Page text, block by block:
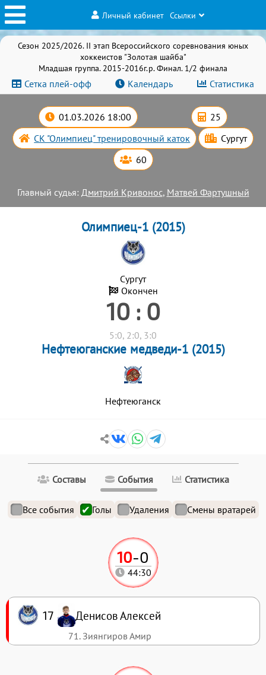
Личный кабинет Ссылки
Сезон 2025/2026. II этап Всероссийского соревнования юных
хоккеистов "Золотая шайба"
Младшая группа. 2015-2016г.р. Финал. 1/2 финала
Сетка плей-офф Календарь Статистика
01.03.2026 18:00 25
СК "Олимпиец" тренировочный каток Сургут
60
Главный судья: Дмитрий Кривонос, Матвей Фартушный
Олимпиец-1 (2015)
Сургут
Окончен
10 : 0
5:0, 2:0, 3:0
Нефтеюганские медведи-1 (2015)
Нефтеюганск
Составы События Статистика
Все события Голы Удаления Смены вратарей
10-0
44:30
17 Денисов Алексей
71. Зиянгиров Амир